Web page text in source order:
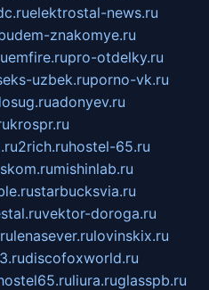
elektrostal-news.ru
znakomye.ru
emfire.rupro-otdelky.ru
uzbek.ruporno-vk.ru
adonyev.ru
krospr.ru
2rich.ruhostel-65.ru
mishinlab.ru
starbucksvia.ru
vektor-doroga.ru
lenasever.rulovinskix.ru
discofoxworld.ru
liura.ruglasspb.ru